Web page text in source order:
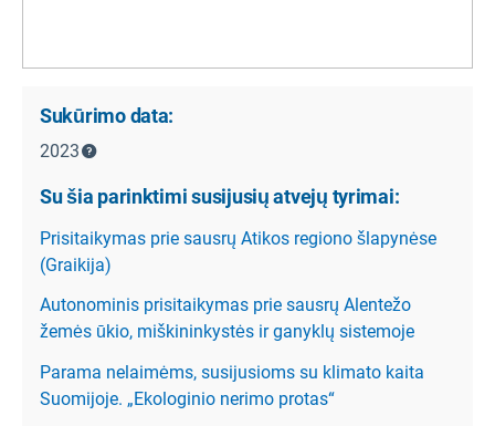
Sukūrimo data:
2023
Su šia parinktimi susijusių atvejų tyrimai:
Prisitaikymas prie sausrų Atikos regiono šlapynėse
(Graikija)
Autonominis prisitaikymas prie sausrų Alentežo
žemės ūkio, miškininkystės ir ganyklų sistemoje
Parama nelaimėms, susijusioms su klimato kaita
Suomijoje. „Ekologinio nerimo protas“